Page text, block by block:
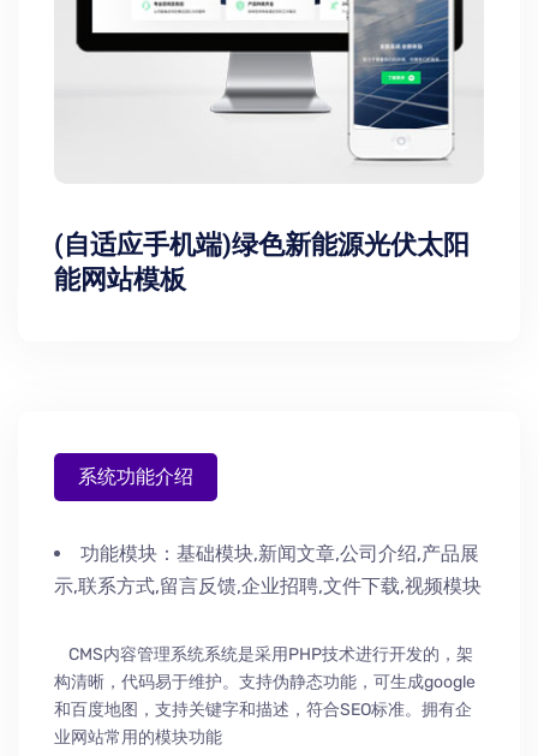
(自适应手机端)绿色新能源光伏太阳
能网站模板
系统功能介绍
功能模块： 基础模块,新闻文章,公司介绍,产品展
示,联系方式,留言反馈,企业招聘,文件下载,视频模块
CMS内容管理系统系统是采用PHP技术进行开发的，架
构清晰，代码易于维护。支持伪静态功能，可生成google
和百度地图，支持关键字和描述，符合SEO标准。拥有企
业网站常用的模块功能